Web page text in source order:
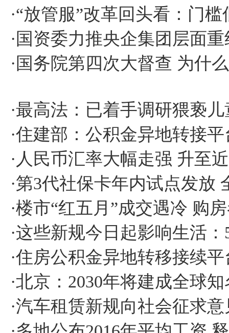
·“放管服”改革回头看：门
· 国资委力推央企集团层面
· 国务院第四次大督查 为什
·最高法：已着手调研猥亵
·住建部：公积金异地转接
· 人民币汇率大幅走强 升至
·第3代社保卡年内试点发放
·楼市“红五月”成交遇冷 购
·这些新规今日起影响生活
·住房公积金异地转移接续
·北京：2030年将建成全球
·汽车租赁新规向社会征求